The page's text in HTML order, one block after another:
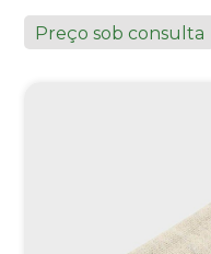
Preço sob consulta